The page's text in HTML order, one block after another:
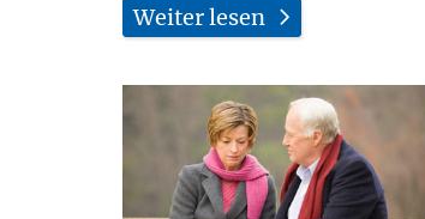
Weiter lesen